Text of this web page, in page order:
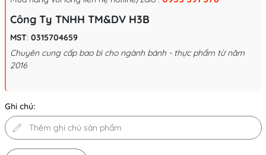
Công Ty TNHH TM&DV H3B
MST: 0315704659
Chuyên cung cấp bao bì cho ngành bánh - thực phẩm từ năm
2016
Ghi chú: